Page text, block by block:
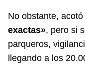
No obstante,
exactas», pero si
parqueros,
llegando a los